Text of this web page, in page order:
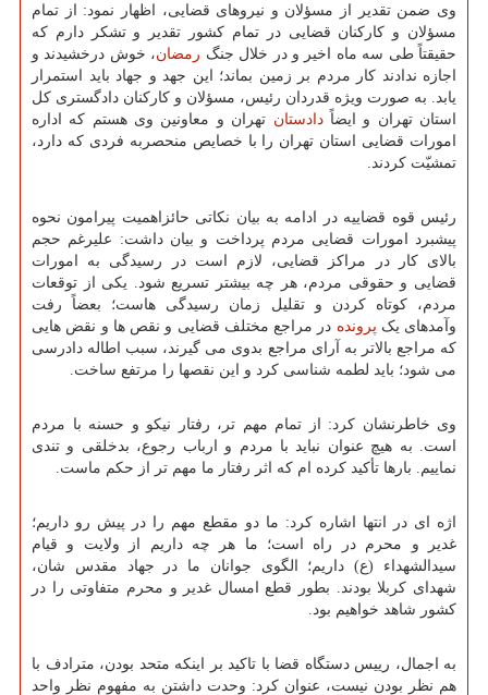
وی ضمن تقدیر از مسؤلان و نیروهای قضایی، اظهار نمود: از تمام
مسؤلان و کارکنان قضایی در تمام کشور تقدیر و تشکر دارم که
حقیقتاً طی سه ماه اخیر و در خلال جنگ رمضان، خوش درخشیدند و
اجازه ندادند کار مردم بر زمین بماند؛ این جهد و جهاد باید استمرار
یابد. به صورت ویژه قدردان رئیس، مسؤلان و کارکنان دادگستری کل
استان تهران و ایضاًدادستان تهران و معاونین وی هستم که اداره
امورات قضایی استان تهران را با خصایص منحصربه فردی که دارد،
تمشیّت کردند.
رئیس قوه قضاییه در ادامه به بیان نکاتی حائزاهمیت پیرامون نحوه
پیشبرد امورات قضایی مردم پرداخت و بیان داشت: علیرغم حجم
بالای کار در مراکز قضایی، لازم است در رسیدگی به امورات
قضایی و حقوقی مردم، هر چه بیشتر تسریع شود. یکی از توقعات
مردم، کوتاه کردن و تقلیل زمان رسیدگی هاست؛ بعضاً رفت
وآمدهای یک پرونده در مراجع مختلف قضایی و نقص ها و نقض هایی
که مراجع بالاتر به آرای مراجع بدوی می گیرند، سبب اطاله دادرسی
می شود؛ باید لطمه شناسی کرد و این نقصها را مرتفع ساخت.
وی خاطرنشان کرد: از تمام مهم تر، رفتار نیکو و حسنه با مردم
است. به هیچ عنوان نباید با مردم و ارباب رجوع، بدخلقی و تندی
نماییم. بارها تأکید کرده ام که اثر رفتار ما مهم تر از حکم ماست.
اژه ای در انتها اشاره کرد: ما دو مقطع مهم را در پیش رو داریم؛
غدیر و محرم در راه است؛ ما هر چه داریم از ولایت و قیام
سیدالشهداء (ع) داریم؛ الگوی جوانان ما در جهاد مقدس شان،
شهدای کربلا بودند. بطور قطع امسال غدیر و محرم متفاوتی را در
کشور شاهد خواهیم بود.
به اجمال، رییس دستگاه قضا با تاکید بر اینکه متحد بودن، مترادف با
هم نظر بودن نیست، عنوان کرد: وحدت داشتن به مفهوم نظر واحد